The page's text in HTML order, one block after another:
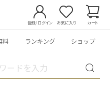
登録/ログイン お気に入り カート
料 ランキング ショップ